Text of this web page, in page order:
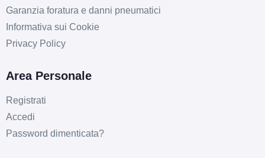
Garanzia foratura e danni pneumatici
Informativa sui Cookie
Privacy Policy
Area Personale
Registrati
Accedi
Password dimenticata?